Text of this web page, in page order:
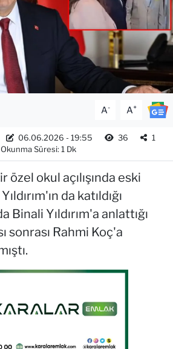
A- A+
06.06.2026 - 19:55 36
1
Okunma Süresi: 1 Dk
özel okul açılışında eski
da katıldığı
Binali Yıldırım'a anlattığı
sonrası Rahmi Koç'a